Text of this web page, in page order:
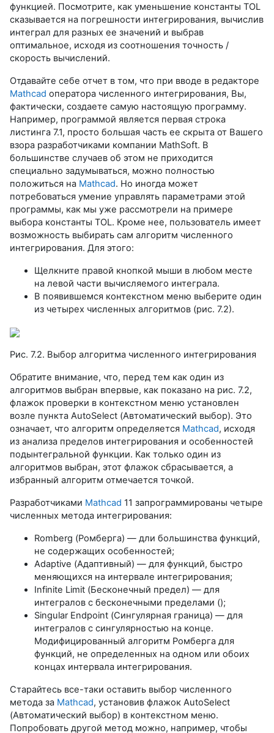
функцией. Посмотрите, как уменьшение константы TOL
сказывается на погрешности интегрирования, вычислив
интеграл для разных ее значений и выбрав
оптимальное, исходя из соотношения точность /
скорость вычислений.
Отдавайте себе отчет в том, что при вводе в редакторе
Mathcad оператора численного интегрирования, Вы,
фактически, создаете самую настоящую программу.
Например, программой является первая строка
листинга 7.1, просто большая часть ее скрыта от Вашего
взора разработчиками компании MathSoft. В
большинстве случаев об этом не приходится
специально задумываться, можно полностью
положиться на Mathcad. Но иногда может
потребоваться умение управлять параметрами этой
программы, как мы уже рассмотрели на примере
выбора константы TOL. Кроме нее, пользователь имеет
возможность выбирать сам алгоритм численного
интегрирования. Для этого:
Щелкните правой кнопкой мыши в любом месте
на левой части вычисляемого интеграла.
В появившемся контекстном меню выберите один
из четырех численных алгоритмов (рис. 7.2).
Рис. 7.2. Выбор алгоритма численного интегрирования
Обратите внимание, что, перед тем как один из
алгоритмов выбран впервые, как показано на рис. 7.2,
флажок проверки в контекстном меню установлен
возле пункта AutoSelect (Автоматический выбор). Это
означает, что алгоритм определяется Mathcad, исходя
из анализа пределов интегрирования и особенностей
подынтегральной функции. Как только один из
алгоритмов выбран, этот флажок сбрасывается, а
избранный алгоритм отмечается точкой.
Разработчиками Mathcad 11 запрограммированы четыре
численных метода интегрирования:
Romberg (Ромберга) — дли большинства функций,
не содержащих особенностей;
Adaptive (Адаптивный) — для функций, быстро
меняющихся на интервале интегрирования;
Infinite Limit (Бесконечный предел) — для
интегралов с бесконечными пределами ();
Singular Endpoint (Сингулярная граница) — для
интегралов с сингулярностью на конце.
Модифицированный алгоритм Ромберга для
функций, не определенных на одном или обоих
концах интервала интегрирования.
Старайтесь все-таки оставить выбор численного
метода за Mathcad, установив флажок AutoSelect
(Автоматический выбор) в контекстном меню.
Попробовать другой метод можно, например, чтобы